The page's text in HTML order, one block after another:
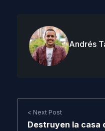
Andrés
< Next Post
Destruyen la casa